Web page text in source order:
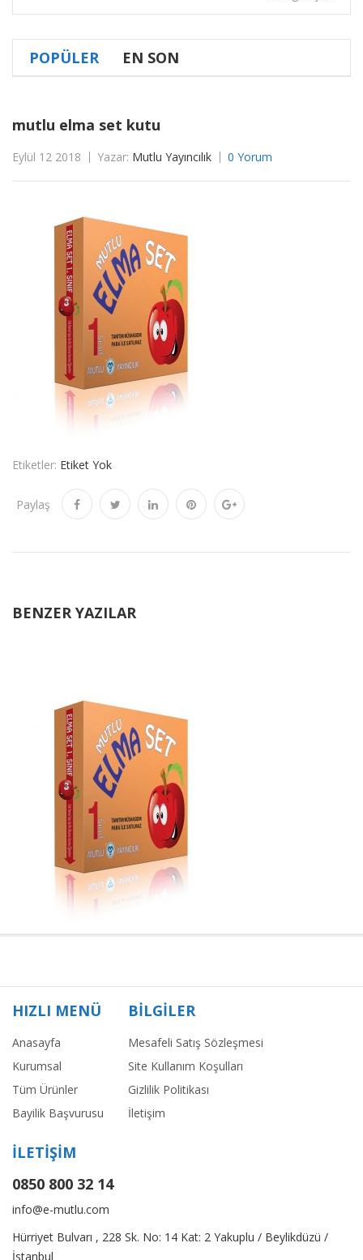
POPÜLER EN SON
mutlu elma set kutu
Eylül 12 2018 Yazar: Mutlu Yayıncılık 0 Yorum
Etiketler: Etiket Yok
Paylaş
BENZER YAZILAR
HIZLI MENÜ
Anasayfa
Kurumsal
Tüm Ürünler
Bayilik Başvurusu
BİLGİLER
Mesafeli Satış Sözleşmesi
Site Kullanım Koşulları
Gizlilik Politikası
İletişim
İLETİŞİM
0850 800 32 14
info@e-mutlu.com
Hürriyet Bulvarı , 228 Sk. No: 14 Kat: 2 Yakuplu / Beylikdüzü /
İstanbul